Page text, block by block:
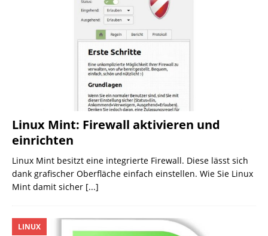
Linux Mint: Firewall aktivieren und
einrichten
Linux Mint besitzt eine integrierte Firewall. Diese lässt sich
dank grafischer Oberfläche einfach einstellen. Wie Sie Linux
Mint damit sicher [...]
LINUX